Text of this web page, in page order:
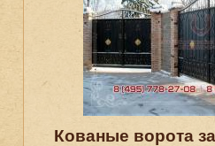
Кованые ворота